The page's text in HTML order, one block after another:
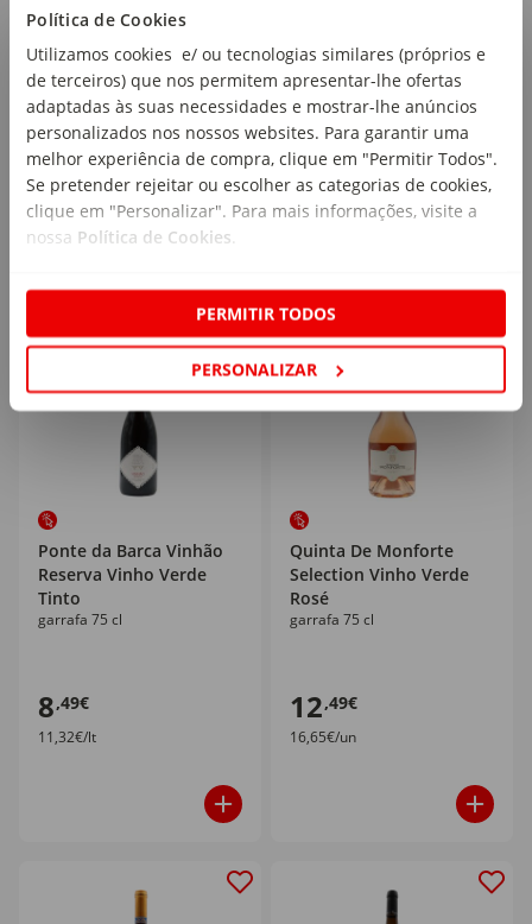
Política de Cookies
Utilizamos cookies e/ ou tecnologias similares (próprios e
de terceiros) que nos permitem apresentar-lhe ofertas
adaptadas às suas necessidades e mostrar-lhe anúncios
personalizados nos nossos websites. Para garantir uma
melhor experiência de compra, clique em "Permitir Todos".
Se pretender rejeitar ou escolher as categorias de cookies,
clique em "Personalizar". Para mais informações, visite a
nossa Política de Cookies.
PERMITIR TODOS
PERSONALIZAR
Adega Ponte de Lima
Loureiro Trajadura
Vinho Verde Branco
garrafa 75 cl
6,59€
8,79€/un
Azal Branco Vinho Verde
garrafa 75 cl
6,69€
8,92€/lt
Ponte da Barca Vinhão
Reserva Vinho Verde
Tinto
garrafa 75 cl
8,49€
11,32€/lt
Quinta De Monforte
Selection Vinho Verde
Rosé
garrafa 75 cl
12,49€
16,65€/un